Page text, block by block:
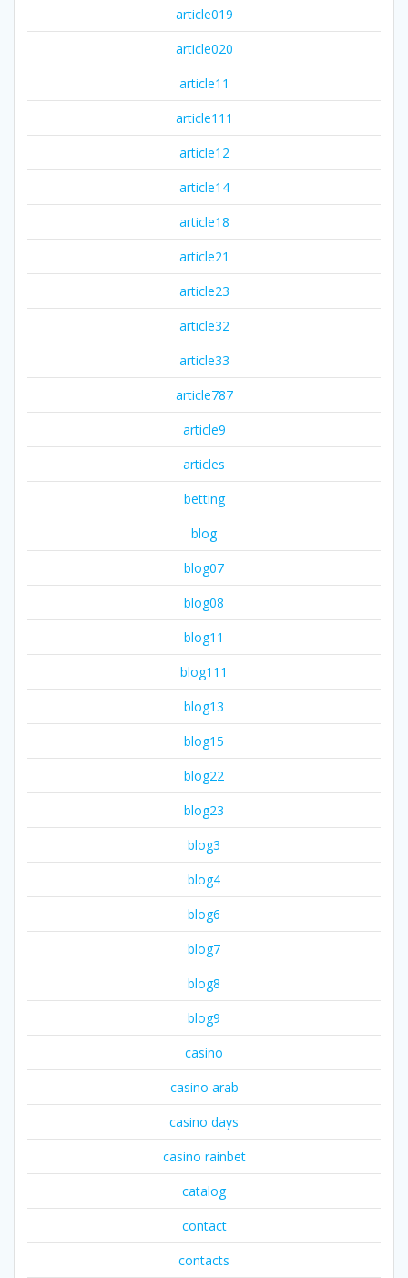
article019
article020
article11
article111
article12
article14
article18
article21
article23
article32
article33
article787
article9
articles
betting
blog
blog07
blog08
blog11
blog111
blog13
blog15
blog22
blog23
blog3
blog4
blog6
blog7
blog8
blog9
casino
casino arab
casino days
casino rainbet
catalog
contact
contacts